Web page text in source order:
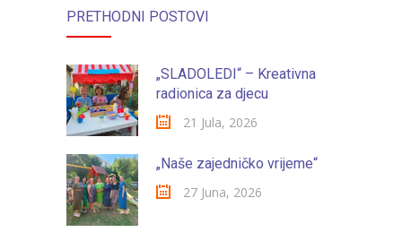
-- Edukacije za roditelje
-- Edukacije zaposlenika
Za roditelje
-- Jelovnik za djecu
-- Obrasci i zahtjevi
-- Obavještenja za roditelje
PRETHODNI POSTOVI
„SLADOLEDI“ – Kreativna
radionica za djecu
21 Jula, 2026
„Naše zajedničko vrijeme“
27 Juna, 2026